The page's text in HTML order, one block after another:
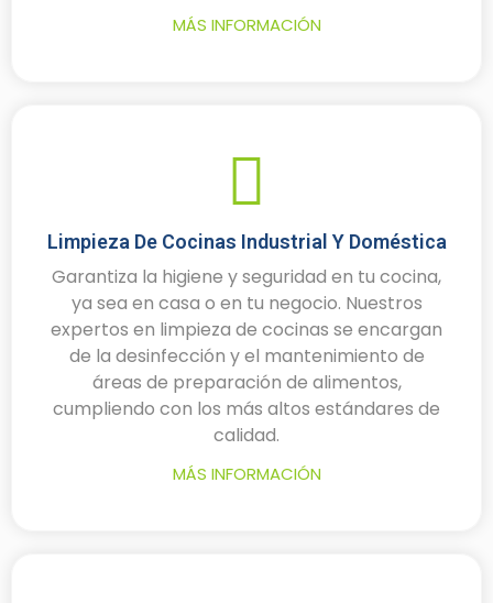
MÁS INFORMACIÓN
Limpieza De Cocinas Industrial Y Doméstica
Garantiza la higiene y seguridad en tu cocina,
ya sea en casa o en tu negocio. Nuestros
expertos en limpieza de cocinas se encargan
de la desinfección y el mantenimiento de
áreas de preparación de alimentos,
cumpliendo con los más altos estándares de
calidad.
MÁS INFORMACIÓN